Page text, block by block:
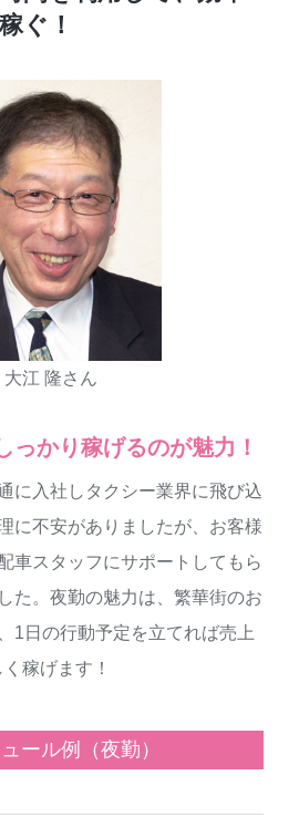
ぐ！
大江 隆さん
っかり稼げるのが魅力！
に入社しタクシー業界に飛び込
に不安がありましたが、お客様
車スタッフにサポートしてもら
た。夜勤の魅力は、繁華街のお
1日の行動予定を立てれば売上
稼げます！
ール例（夜勤）